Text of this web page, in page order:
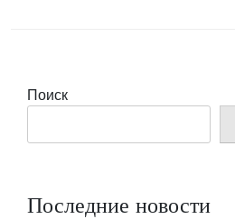
Поиск
Последние новости